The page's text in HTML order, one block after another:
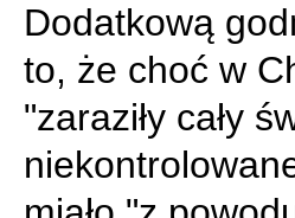
Dodatkową
to, że choć w
"zaraziły cały